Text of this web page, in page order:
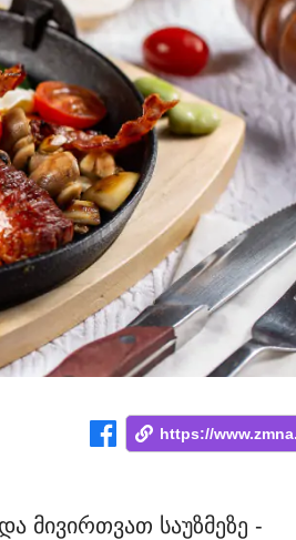
მივირთვათ საუზმეზე -